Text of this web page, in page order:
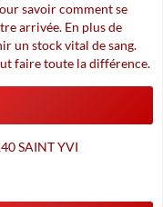
savoir comment se
arrivée. En plus de
un stock vital de sang.
faire toute la différence.
SAINT YVI